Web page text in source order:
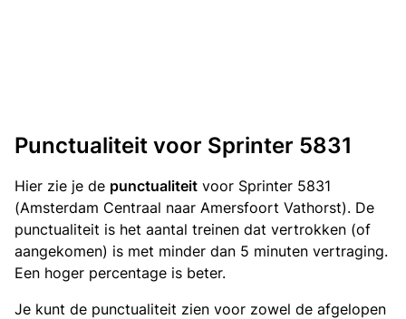
Punctualiteit voor Sprinter 5831
Hier zie je de punctualiteit voor Sprinter 5831
(Amsterdam Centraal naar Amersfoort Vathorst). De
punctualiteit is het aantal treinen dat vertrokken (of
aangekomen) is met minder dan 5 minuten vertraging.
Een hoger percentage is beter.
Je kunt de punctualiteit zien voor zowel de afgelopen